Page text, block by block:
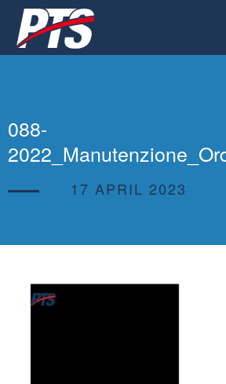
Go
to
the
088-
17 APRIL 2023